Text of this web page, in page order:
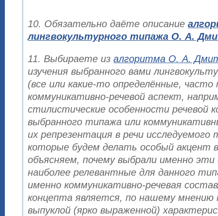
10. Обязательно даёте описание
лингвокультурного типажа О. А.
11. Выбираете из алгоритма О. А.
изучения выбранного вами
(все или какие-то определённые,
коммуникативно-речевой аспект,
стилистические особенности речевой
выбранного типажа или
их репрезентация в речи исследуемого
которые будем делать особый акцент
объясняем, почему выбрали именно эти
наиболее релевантные для данного
именно коммуникативно-речевая
концепта является, по нашему мнению
выпуклой (ярко выраженной)